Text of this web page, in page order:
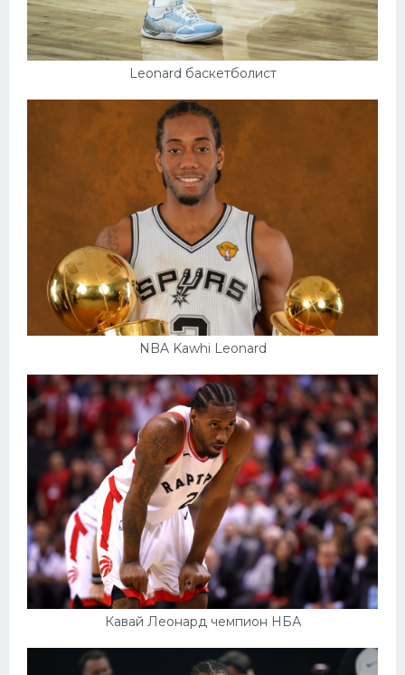
Leonard баскетболист
NBA Kawhi Leonard
Кавай Леонард чемпион НБА